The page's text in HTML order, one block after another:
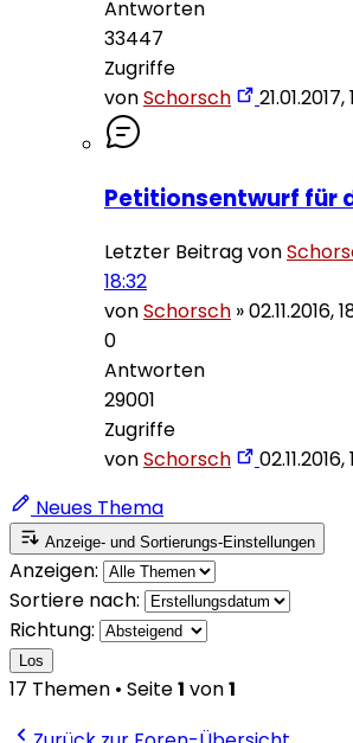
Antworten
33447
Zugriffe
vonSchorsch 21.01.2017,
Petitionsentwurf für
Letzter Beitrag von
18:32
vonSchorsch »02.11.2016,
0
Antworten
29001
Zugriffe
vonSchorsch
02.11.2016,
Neues Thema
Anzeige- und Sortierungs-Einstellungen
Anzeigen:
Sortiere nach:
Richtung:
Los
17 Themen • Seite1 von1